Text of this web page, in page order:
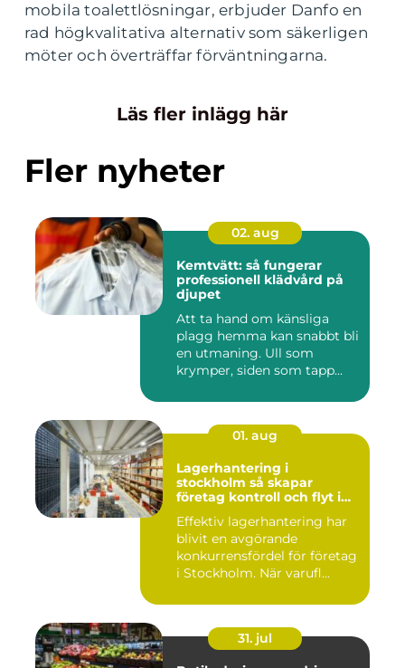
mobila toalettlösningar, erbjuder Danfo en
rad högkvalitativa alternativ som säkerligen
möter och överträffar förväntningarna.
Läs fler inlägg här
Fler nyheter
02. aug
Kemtvätt: så fungerar
professionell klädvård på
djupet
Att ta hand om känsliga
plagg hemma kan snabbt bli
en utmaning. Ull som
krymper, siden som tapp...
01. aug
Lagerhantering i
stockholm så skapar
företag kontroll och flyt i
Effektiv lagerhantering har
blivit en avgörande
konkurrensfördel för företag
i Stockholm. När varufl...
31. jul